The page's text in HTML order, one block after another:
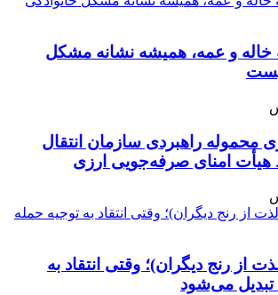
خاله و عمه، همیشه نشانه مشکل
محموله راهبردی سازمان انتقال
امنای صرفه‌جویی ارزی
از رنج دیگران)؛ وقتی انتقاد به
تبدیل می‌شود